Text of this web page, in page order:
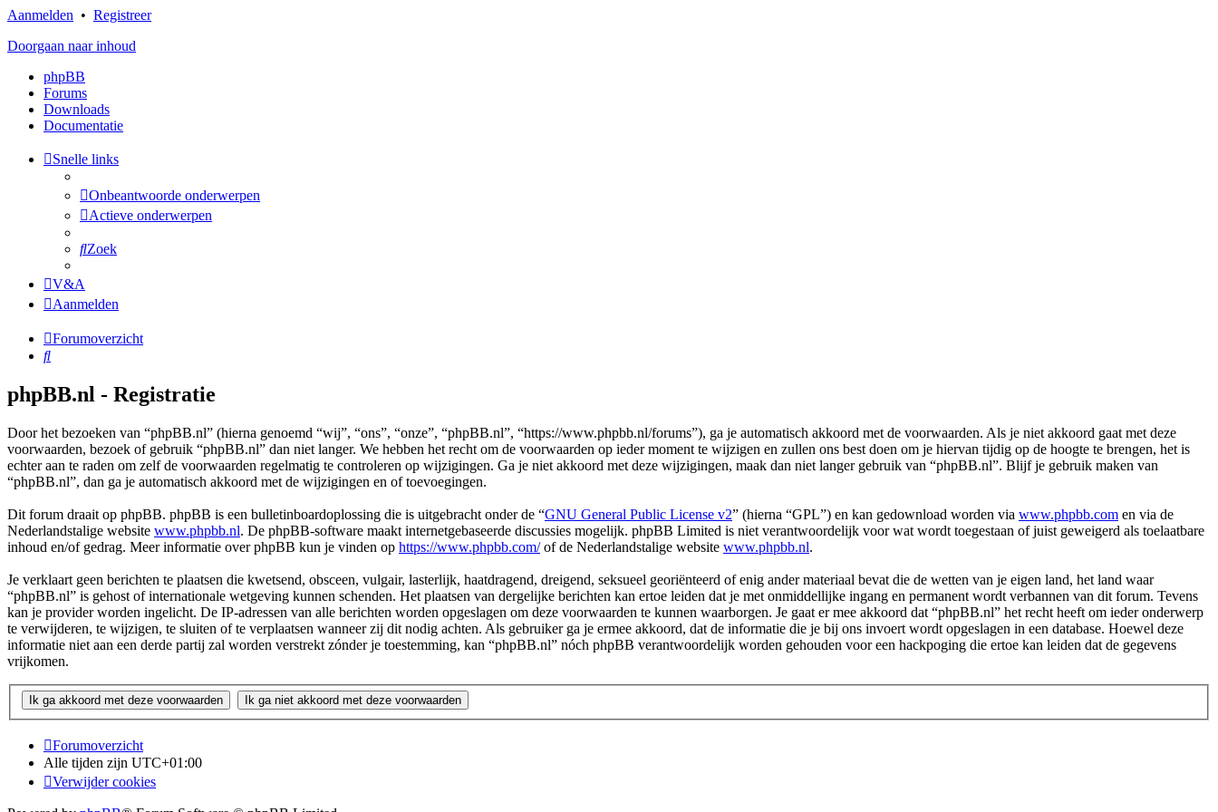
Aanmelden • Registreer
Doorgaan naar inhoud
phpBB
Forums
Downloads
Documentatie
Snelle links
Onbeantwoorde onderwerpen
Actieve onderwerpen
Zoek
V&A
Aanmelden
Forumoverzicht
Zoek
phpBB.nl - Registratie
Door het bezoeken van “phpBB.nl” (hierna genoemd “wij”, “ons”, “onze”, “phpBB.nl”, “https://www.phpbb.nl/forums”), ga je automatisch akkoord met de voorwaarden. Als je niet akkoord gaat met deze
voorwaarden, bezoek of gebruik “phpBB.nl” dan niet langer. We hebben het recht om de voorwaarden op ieder moment te wijzigen en zullen ons best doen om je hiervan tijdig op de hoogte te brengen, het is
echter aan te raden om zelf de voorwaarden regelmatig te controleren op wijzigingen. Ga je niet akkoord met deze wijzigingen, maak dan niet langer gebruik van “phpBB.nl”. Blijf je gebruik maken van
“phpBB.nl”, dan ga je automatisch akkoord met de wijzigingen en of toevoegingen.
Dit forum draait op phpBB. phpBB is een bulletinboardoplossing die is uitgebracht onder de “GNU General Public License v2” (hierna “GPL”) en kan gedownload worden via www.phpbb.com en via de
Nederlandstalige website www.phpbb.nl. De phpBB-software maakt internetgebaseerde discussies mogelijk. phpBB Limited is niet verantwoordelijk voor wat wordt toegestaan of juist geweigerd als toelaatbare
inhoud en/of gedrag. Meer informatie over phpBB kun je vinden op https://www.phpbb.com/of de Nederlandstalige website www.phpbb.nl.
Je verklaart geen berichten te plaatsen die kwetsend, obsceen, vulgair, lasterlijk, haatdragend, dreigend, seksueel georiënteerd of enig ander materiaal bevat die de wetten van je eigen land, het land waar
“phpBB.nl” is gehost of internationale wetgeving kunnen schenden. Het plaatsen van dergelijke berichten kan ertoe leiden dat je met onmiddellijke ingang en permanent wordt verbannen van dit forum. Tevens
kan je provider worden ingelicht. De IP-adressen van alle berichten worden opgeslagen om deze voorwaarden te kunnen waarborgen. Je gaat er mee akkoord dat “phpBB.nl” het recht heeft om ieder onderwerp
te verwijderen, te wijzigen, te sluiten of te verplaatsen wanneer zij dit nodig achten. Als gebruiker ga je ermee akkoord, dat de informatie die je bij ons invoert wordt opgeslagen in een database. Hoewel deze
informatie niet aan een derde partij zal worden verstrekt zónder je toestemming, kan “phpBB.nl” nóch phpBB verantwoordelijk worden gehouden voor een hackpoging die ertoe kan leiden dat de gegevens
vrijkomen.
Forumoverzicht
Alle tijden zijn UTC+01:00
Verwijder cookies